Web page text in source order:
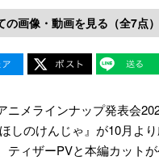
の画像・動画を見る（全7点）
ニメラインナップ発表会
しのけんじゃ』が10月よ
ティザーPVと本編カット